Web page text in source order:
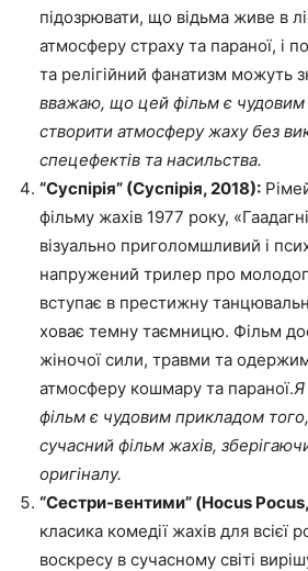
підозрювати, що відьма живе в
атмосферу страху та параної, і
та релігійний фанатизм можуть
вважаю, що цей фільм є чудовим
створити атмосферу жаху без
спецефектів та насильства.
“Суспірія” (Суспірія, 2018):
фільму жахів 1977 року,
візуально приголомшливий і
напружений трилер про
вступає в престижну
ховає темну таємницю. Фільм
жіночої сили, травми та
атмосферу кошмару та параної.Я
фільм є чудовим прикладом
сучасний фільм жахів,
оригіналу.
“Сестри-вентими” (Hocus
класика комедії жахів для всієї
воскресу в сучасному світі